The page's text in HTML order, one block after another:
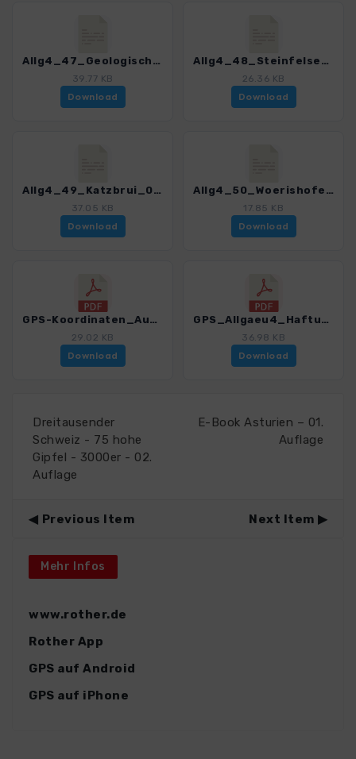
Allg4_47_Geologische Orgeln_0245_1.gpx
39.77 KB
Download
Allg4_48_Steinfelsen_0245_1.gpx
26.36 KB
Download
Allg4_49_Katzbrui_0245_1.gpx
37.05 KB
Download
Allg4_50_Woerishofener Wald_0245_1.gpx
17.85 KB
Download
GPS-Koordinaten_Ausgangspunkte_WF_Allgaeu 4_0245_1.pdf
29.02 KB
Download
GPS_Allgaeu4_Haftungsausschluss-Nutzungsbedingungen-Hinweise_0245_1.pdf
36.98 KB
Download
Dreitausender
Schweiz - 75 hohe
Gipfel - 3000er - 02.
Auflage
E-Book Asturien – 01.
Auflage
Previous Item Next Item
Mehr Infos
www.rother.de
Rother App
GPS auf Android
GPS auf iPhone